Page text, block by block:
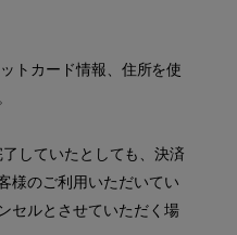
トカード情報、住所を使
していたとしても、決済
様のご利用いただいてい
セルとさせていただく場